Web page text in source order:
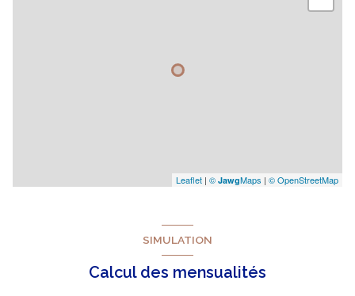
Leaflet | © JawgMaps | © OpenStreetMap
SIMULATION
Calcul des mensualités